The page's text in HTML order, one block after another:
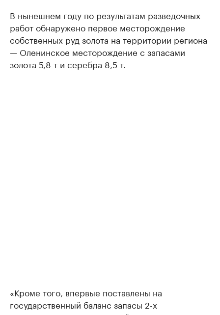
В нынешнем году по результатам разведочных
работ обнаружено первое месторождение
собственных руд золота на территории региона
— Оленинское месторождение с запасами
золота 5,8 т и серебра 8,5 т.
«Кроме того, впервые поставлены на
государственный баланс запасы 2-х